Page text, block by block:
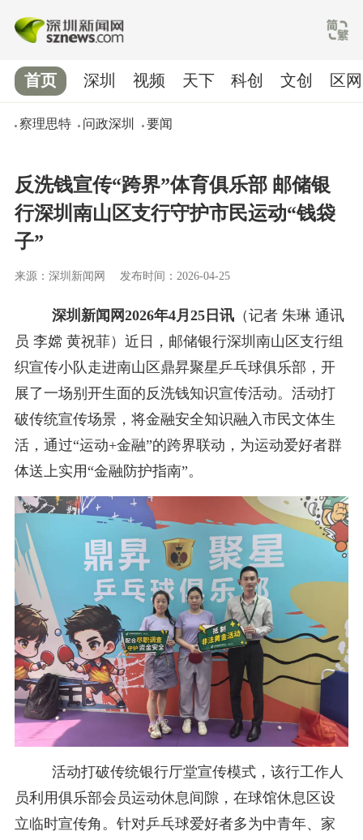
首页
察理思特 问政深圳 要闻
深圳 视频 天下 科创 文创 区网
反洗钱宣传“跨界”体育俱乐部 邮储银
行深圳南山区支行守护市民运动“钱袋
子”
来源：深圳新闻网 发布时间：2026-04-25
深圳新闻网2026年4月25日讯（记者 朱琳 通讯
员 李嫦 黄祝菲）近日，邮储银行深圳南山区支行组
织宣传小队走进南山区鼎昇聚星乒乓球俱乐部，开
展了一场别开生面的反洗钱知识宣传活动。活动打
破传统宣传场景，将金融安全知识融入市民文体生
活，通过“运动+金融”的跨界联动，为运动爱好者群
体送上实用“金融防护指南”。
活动打破传统银行厅堂宣传模式，该行工作人
员利用俱乐部会员运动休息间隙，在球馆休息区设
立临时宣传角。针对乒乓球爱好者多为中青年、家